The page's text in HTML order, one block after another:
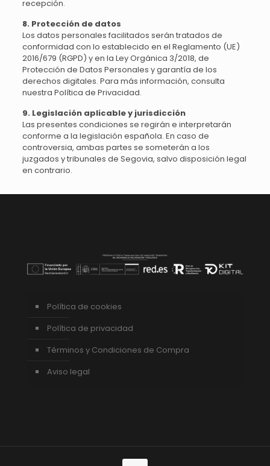
recepción.
8. Protección de datos
Los datos personales facilitados serán tratados de
conformidad con lo establecido en el Reglamento (UE)
2016/679 (RGPD) y en la Ley Orgánica 3/2018, de
Protección de Datos Personales y garantía de los
derechos digitales. Para más información, consulta
nuestra Política de Privacidad.
9. Legislación aplicable y jurisdicción
Las presentes condiciones se regirán e interpretarán
conforme a la legislación española. En caso de
controversia, ambas partes se someterán a los
juzgados y tribunales de Segovia, salvo disposición legal
en contrario.
Política de cookies
Política de privacidad
Términos y Condiciones de Compra
Aviso legal